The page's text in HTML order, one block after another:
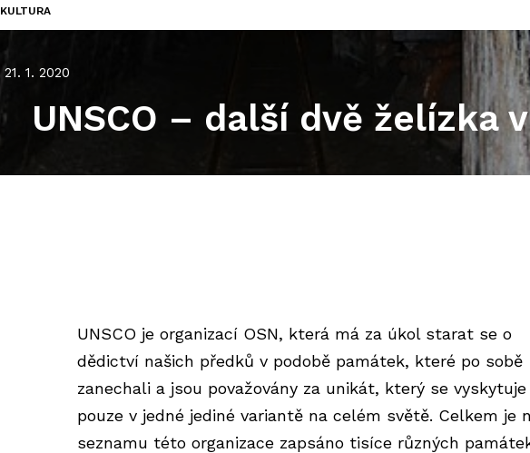
KULTURA
21. 1. 2020
UNSCO – další dvě želízka
UNSCO je organizací OSN, která má za úkol starat se o
dědictví našich předků v podobě památek, které po sobě
zanechali a jsou považovány za unikát, který se vyskytuje
pouze v jedné jediné variantě na celém světě. Celkem je
seznamu této organizace zapsáno tisíce různých